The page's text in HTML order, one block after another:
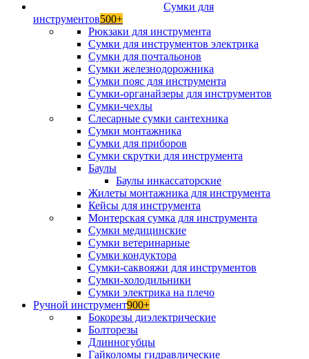
Сумки для
инструментов500+
Рюкзаки для инструмента
Сумки для инструментов электрика
Сумки для почтальонов
Сумки железнодорожника
Сумки пояс для инструмента
Сумки-органайзеры для инструментов
Сумки-чехлы
Слесарные сумки сантехника
Сумки монтажника
Сумки для приборов
Сумки скрутки для инструмента
Баулы
Баулы инкассаторские
Жилеты монтажника для инструмента
Кейсы для инструмента
Монтерская сумка для инструмента
Сумки медицинские
Сумки ветеринарные
Сумки кондуктора
Сумки-саквояжи для инструментов
Сумки-холодильники
Сумки электрика на плечо
Ручной инструмент900+
Бокорезы диэлектрические
Болторезы
Длинногубцы
Гайколомы гидравлические